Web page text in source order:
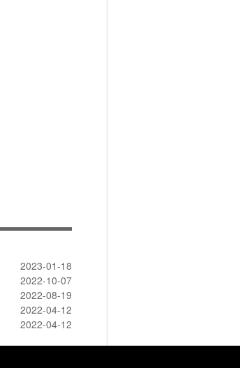
2023-01-18
2022-10-07
2022-08-19
2022-04-12
2022-04-12